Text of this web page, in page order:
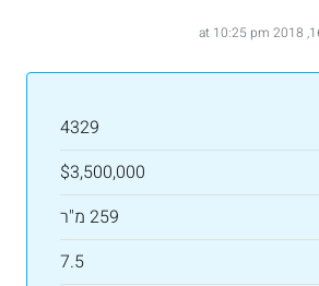
4329
$3,500,000
259 מ"ר
7.5